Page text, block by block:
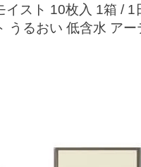
イスト 10枚入 1箱 /
うるおい 低含水 ア